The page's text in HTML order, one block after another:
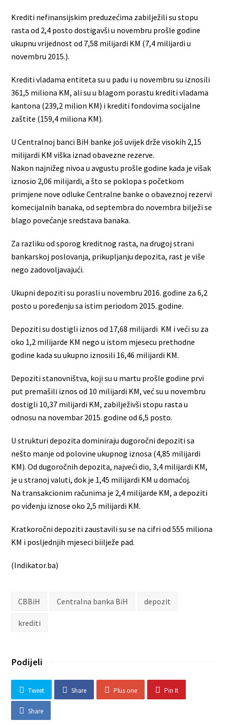
Krediti nefinansijskim preduzećima zabilježili su stopu
rasta od 2,4 posto dostigavši u novembru prošle godine
ukupnu vrijednost od 7,58 milijardi KM (7,4 milijardi u
novembru 2015.).
Krediti vladama entiteta su u padu i u novembru su iznosili
361,5 miliona KM, ali su u blagom porastu krediti vladama
kantona (239,2 milion KM) i krediti fondovima socijalne
zaštite (159,4 miliona KM).
U Centralnoj banci BiH banke još uvijek drže visokih 2,15
milijardi KM viška iznad obavezne rezerve.
Nakon najnižeg nivoa u avgustu prošle godine kada je višak
iznosio 2,06 milijardi, a što se poklopa s početkom
primjene nove odluke Centralne banke o obaveznoj rezervi
komecijalnih banaka, od septembra do novembra bilježi se
blago povećanje sredstava banaka.
Za razliku od sporog kreditnog rasta, na drugoj strani
bankarskoj poslovanja, prikupljanju depozita, rast je više
nego zadovoljavajući.
Ukupni depoziti su porasli u novembru 2016. godine za 6,2
posto u poređenju sa istim periodom 2015. godine.
Depoziti su dostigli iznos od 17,68 milijardi KM i veći su za
oko 1,2 milijarde KM nego u istom mjesecu prethodne
godine kada su ukupno iznosili 16,46 milijardi KM.
Depoziti stanovništva, koji su u martu prošle godine prvi
put premašili iznos od 10 milijardi KM, već su u novembru
dostigli 10,37 milijardi KM, zabilježivši stopu rasta u
odnosu na novembar 2015. godine od 6,5 posto.
U strukturi depozita dominiraju dugoročni depoziti sa
nešto manje od polovine ukupnog iznosa (4,85 milijardi
KM). Od dugoročnih depozita, najveći dio, 3,4 milijardi KM,
je u stranoj valuti, dok je 1,45 milijardi KM u domaćoj.
Na transakcionim računima je 2,4 milijarde KM, a depoziti
po viđenju iznose oko 2,5 milijardi KM.
Kratkoročni depoziti zaustavili su se na cifri od 555 miliona
KM i posljednjih mjeseci biilježe pad.
(Indikator.ba)
CBBiH Centralna banka BiH depozit
krediti
Podijeli
Tweet Share Plus one Pin It
Share